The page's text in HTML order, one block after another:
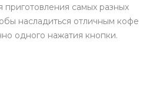
самых разных
насладиться отличным кофе
одного нажатия кнопки.